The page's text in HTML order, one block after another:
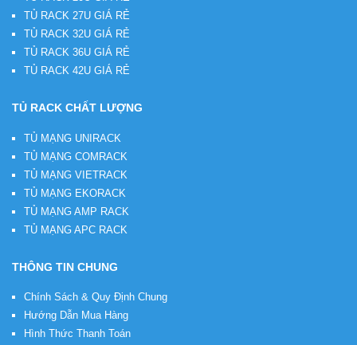
TỦ RACK 27U GIÁ RẺ
TỦ RACK 32U GIÁ RẺ
TỦ RACK 36U GIÁ RẺ
TỦ RACK 42U GIÁ RẺ
TỦ RACK CHẤT LƯỢNG
TỦ MẠNG UNIRACK
TỦ MẠNG COMRACK
TỦ MẠNG VIETRACK
TỦ MẠNG EKORACK
TỦ MẠNG AMP RACK
TỦ MẠNG APC RACK
THÔNG TIN CHUNG
Chính Sách & Quy Định Chung
Hướng Dẫn Mua Hàng
Hình Thức Thanh Toán